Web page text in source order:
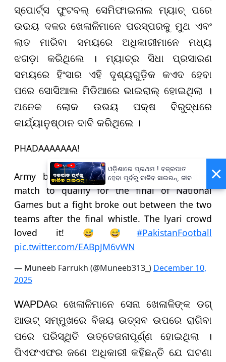
ସ୍ପୋର୍ଟ୍ସ ଫୁଟବଲ୍ ସେମିଫାଇନାଲ ମ୍ୟାଚ୍ ପରେ
ଉଭୟ ଦଳର ଖେଳାଳିମାନେ ପରସ୍ପରକୁ ମୁଥ ଏବଂ
ଲାତ ମାରିବା ସମୟରେ ଅଧିକାରୀମାନେ ମଧ୍ୟ
ଝଗଡ଼ା କରିଥିଲେ । ମ୍ୟାଚ୍‌ର ସିଧା ପ୍ରସାରଣ
ସମୟରେ ହିଂସାର ଏହି ଦୃଶ୍ୟଗୁଡ଼ିକ କଏଦ ହେବା
ପରେ ସୋସିଆଲ ମିଡିଆରେ ଭାଇରାଲ୍ ହୋଇଥିଲା ।
ଅନେକ ଲୋକ ଉଭୟ ପକ୍ଷ ବିରୁଦ୍ଧରେ
କାର୍ଯ୍ୟାନୁଷ୍ଠାନ ଦାବି କରିଥିଲେ ।
PHADAAAAAAA!
Army beats Wapda 4-3 after a nail-biting
match to qualify for the final of National
Games but a fight broke out between the two
teams after the final whistle. The lyari crowd
loved it! 😅😅 #PakistanFootball
pic.twitter.com/EABpJM6vWN
— Muneeb Farrukh (@Muneeb313_) December 10,
2025
WAPDAର ଖେଳାଳିମାନେ ସେନା ଖେଳାଳିଙ୍କ ଡଗ୍
ଆଉଟ୍ ସମ୍ମୁଖରେ ବିଜୟ ଉତ୍ସବ ଉପରେ ରାଗିବା
ପରେ ପରିସ୍ଥିତି ଉତ୍ତେଜନାପୂର୍ଣ୍ଣ ହୋଇଥିଲା ।
ପିଏଫଏଫର ଜଣେ ଅଧିକାରୀ କହିଛନ୍ତି ଯେ ଘଟଣା
×
ଓଡ଼ିଶାରେ ପ୍ରଥମ ! ବଜ୍ରପାତ
ହେବା ପୂର୍ବରୁ ବାଜିବ ସାଇରନ୍, ଜୀବନ
ବଡ଼ ପଦକ୍ଷେପ